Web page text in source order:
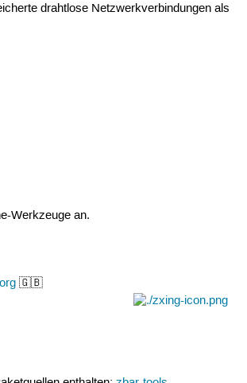
drahtlose Netzwerkverbindungen als
Werkzeuge an.
🇬🇧